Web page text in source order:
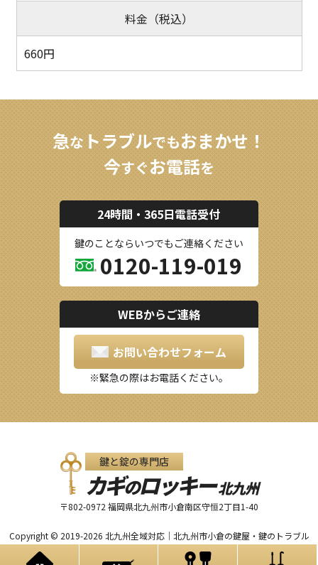
料金（税込）
660円
急なトラブルでもおまかせ！
今すぐお電話を
24時間・365日電話受付
鍵のことならいつでもご連絡ください
0120-119-019
WEBからご連絡
お問い合わせフォーム
緊急の際はお電話ください。
鍵と錠の専門店
カギのロッキー北九州
〒802-0972 福岡県北九州市小倉南区守恒2丁目1-40
Copyright © 2019-2026 北九州全域対応｜北九州市小倉の鍵屋・鍵のトラブル
ならカギのロッキー All Rights Reserved.